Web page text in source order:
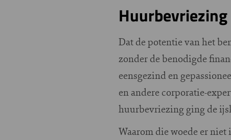
Huurbevriezing
Dat de potentie van het
zonder de benodigde
eensgezind en
en andere corporatie-
huurbevriezing ging de
Waarom die woede er